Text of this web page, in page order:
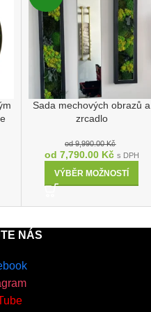
Sada mechových obrazů a
zrcadlo
od9,990.00Kč
od 7,790.00 Kč s DPH
VÝBĚR MOŽNOSTÍ
NÁS